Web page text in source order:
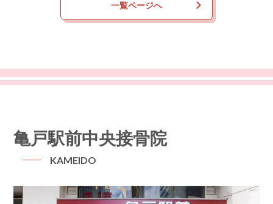
一覧ページへ
亀戸駅前中央接骨院
KAMEIDO